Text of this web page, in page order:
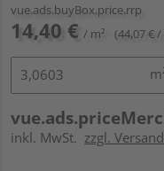
vue.ads.buyBox.price.rrp
14,40 € / m² (44,07 €
inkl. MwSt. zzgl.